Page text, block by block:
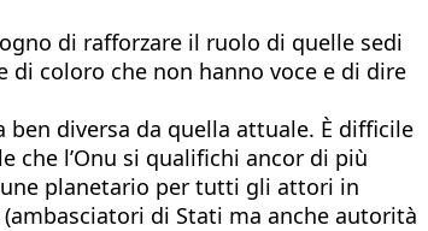
di rafforzare il ruolo di quelle sedi
coloro che non hanno voce e di dire
ben diversa da quella attuale. È difficile
che l’Onu si qualifichi ancor di più
planetario per tutti gli attori in
di Stati ma anche autorità